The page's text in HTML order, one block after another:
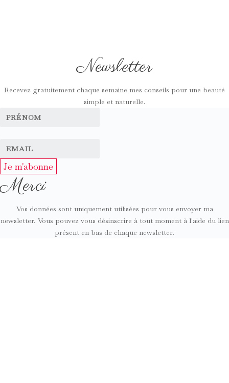
Newsletter
Recevez gratuitement chaque semaine mes conseils pour une beauté
simple et naturelle.
Je m'abonne
Merci
Vos données sont uniquement utilisées pour vous envoyer ma
newsletter. Vous pouvez vous désinscrire à tout moment à l'aide du lien
présent en bas de chaque newsletter.